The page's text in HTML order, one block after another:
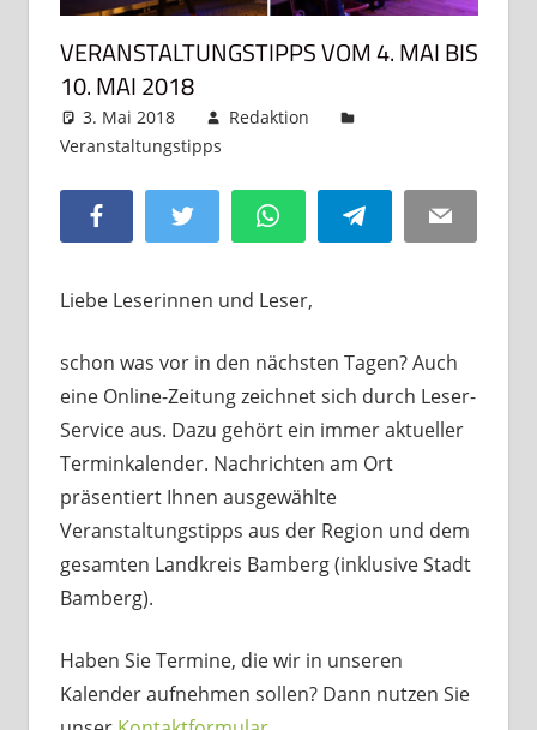
VERANSTALTUNGSTIPPS VOM 4. MAI BIS
10. MAI 2018
3. Mai 2018
Redaktion
Veranstaltungstipps
Facebook Twitter WhatsAppTelegram Email
Liebe Leserinnen und Leser,
schon was vor in den nächsten Tagen? Auch
eine Online-Zeitung zeichnet sich durch Leser-
Service aus. Dazu gehört ein immer aktueller
Terminkalender. Nachrichten am Ort
präsentiert Ihnen ausgewählte
Veranstaltungstipps aus der Region und dem
gesamten Landkreis Bamberg (inklusive Stadt
Bamberg).
Haben Sie Termine, die wir in unseren
Kalender aufnehmen sollen? Dann nutzen Sie